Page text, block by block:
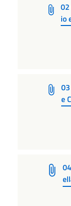
io
e